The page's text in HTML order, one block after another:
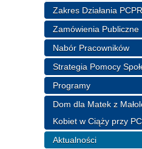
Zakres Działania PCPR
Zamówienia Publiczne
Nabór Pracowników
Strategia Pomocy
Programy
Dom dla Matek z
Kobiet w Ciąży przy
Aktualności